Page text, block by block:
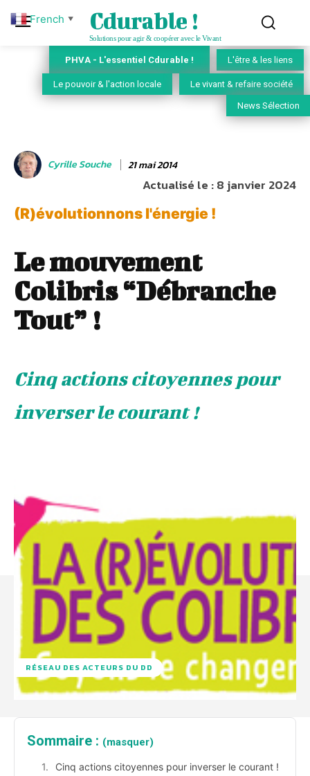
Cdurable !
Solutions pour agir & coopérer avec le Vivant
PHVA - L'essentiel Cdurable ! L'être & les liens
Le pouvoir & l'action locale Le vivant & refaire société
News Sélection
Cyrille Souche 21 mai 2014
Actualisé le :8 janvier 2024
(R)évolutionnons l'énergie !
Le mouvement
Colibris “Débranche
Tout” !
Cinq actions citoyennes pour
inverser le courant !
RÉSEAU DES ACTEURS DU DD
Sommaire : (masquer)
Cinq actions citoyennes pour inverser le courant !
French ▼